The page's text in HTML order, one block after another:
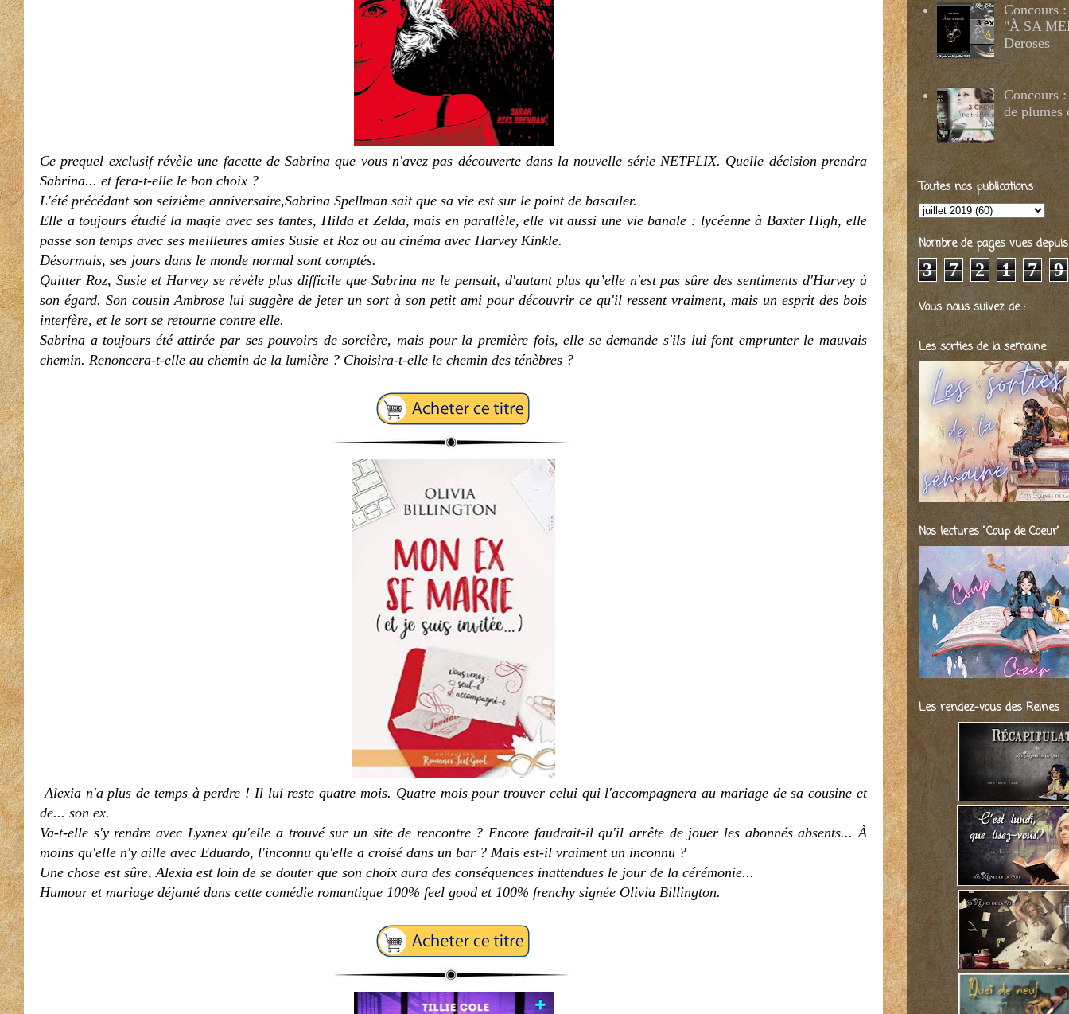
Ce prequel exclusif révèle une facette de Sabrina que vous n'avez pas découverte dans la nouvelle série NETFLIX. Quelle décision prendra
Sabrina... et fera-t-elle le bon choix ?
L'été précédant son seizième anniversaire,Sabrina Spellman sait que sa vie est sur le point de basculer.
Elle a toujours étudié la magie avec ses tantes, Hilda et Zelda, mais en parallèle, elle vit aussi une vie banale : lycéenne à Baxter High, elle
passe son temps avec ses meilleures amies Susie et Roz ou au cinéma avec Harvey Kinkle.
Désormais, ses jours dans le monde normal sont comptés.
Quitter Roz, Susie et Harvey se révèle plus difficile que Sabrina ne le pensait, d'autant plus qu’elle n'est pas sûre des sentiments d'Harvey à
son égard. Son cousin Ambrose lui suggère de jeter un sort à son petit ami pour découvrir ce qu'il ressent vraiment, mais un esprit des bois
interfère, et le sort se retourne contre elle.
Sabrina a toujours été attirée par ses pouvoirs de sorcière, mais pour la première fois, elle se demande s'ils lui font emprunter le mauvais
chemin. Renoncera-t-elle au chemin de la lumière ? Choisira-t-elle le chemin des ténèbres ?
Alexia n'a plus de temps à perdre ! Il lui reste quatre mois. Quatre mois pour trouver celui qui l'accompagnera au mariage de sa cousine et
de... son ex.
Va-t-elle s'y rendre avec Lyxnex qu'elle a trouvé sur un site de rencontre ? Encore faudrait-il qu'il arrête de jouer les abonnés absents... À
moins qu'elle n'y aille avec Eduardo, l'inconnu qu'elle a croisé dans un bar ? Mais est-il vraiment un inconnu ?
Une chose est sûre, Alexia est loin de se douter que son choix aura des conséquences inattendues le jour de la cérémonie...
Humour et mariage déjanté dans cette comédie romantique 100% feel good et 100% frenchy signée Olivia Billington.
Concours
"À SA
Deroses
Concours
de plumes
Toutes nos publications
Nombre de pages vues depuis
3 7 2 1 7 9
Vous nous suivez de :
Les sorties de la semaine
Nos lectures "Coup de Coeur"
Les rendez-vous des Reines